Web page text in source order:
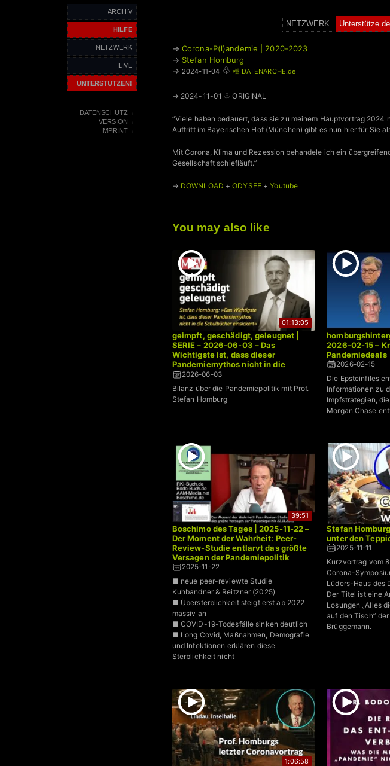
ARCHIV
HILFE
NETZWERK
LIVE
UNTERSTÜTZEN!
DATENSCHUTZ←
VERSION ←
IMPRINT←
NETZWERK Unterstütze
→ Corona-P(l)andemie | 2020-2023
→ Stefan Homburg
→ 2024-11-04 ♧ 種 DATENARCHE.de
→ 2024-11-01 ♧ ORIGINAL
“Viele haben bedauert, dass sie zu meinem Hauptvortrag
Auftritt im Bayerischen Hof (München) gibt es nun hier für Sie
Mit Corona, Klima und Rezession behandele ich ein
Gesellschaft schiefläuft.”
→ DOWNLOAD +ODYSEE+Youtube
You may also like
01:13:05
geimpft, geschädigt, geleugnet |
SERIE – 2026-06-03 – Das
Wichtigste ist, dass dieser
Pandemiemythos nicht in die
Schulbücher einsickert – Prof.
2026-06-03
Bilanz über die Pandemiepolitik mit Prof.
Stefan Homburg
2026-02-15 –
Pandemiedeals
2026-02-15
Die Epsteinfiles
Informationen zu
Impfstrategien,
Morgan Chase
39:51
Boschimo des Tages | 2025-11-22 –
Der Moment der Wahrheit: Peer-
Review-Studie entlarvt das größte
Versagen der Pandemiepolitik
2025-11-22
■ neue peer-reviewte Studie
Kuhbandner & Reitzner (2025)
■ Übersterblichkeit steigt erst ab 2022
massiv an
■ COVID-19-Todesfälle sinken deutlich
■ Long Covid, Maßnahmen, Demografie
und Infektionen erklären diese
Sterblichkeit nicht
Prädiktor für den Anstieg
Stefan
unter den
2025-11-11
Kurzvortrag vom
Corona-
Lüders-Haus des
Der Titel ist eine
Losungen „Alles
auf den Tisch”
Brüggemann.
1:06:58